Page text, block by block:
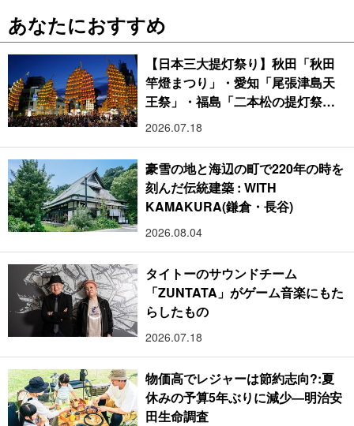
あなたにおすすめ
【日本三大提灯祭り】秋田「秋田
竿燈まつり」・愛知「尾張津島天
王祭」・福島「二本松の提灯祭
り」:おびただしい灯火が夜空を照
2026.07.18
豪雪の地と海辺の町で220年の時を
刻んだ伝統建築 : WITH
KAMAKURA(鎌倉・長谷)
2026.08.04
タイトーのサウンドチーム
「ZUNTATA」がゲーム音楽にもた
らしたもの
2026.07.18
物価高でレジャーは節約志向?:夏
休みの予算5年ぶりに減少―明治安
田生命調査